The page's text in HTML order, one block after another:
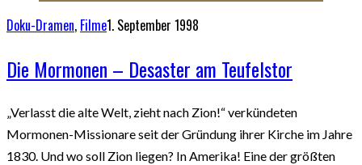
Doku-Dramen, Filme1. September 1998
Die Mormonen – Desaster am Teufelstor
„Verlasst die alte Welt, zieht nach Zion!“ verkündeten
Mormonen-Missionare seit der Gründung ihrer Kirche im Jahre
1830. Und wo soll Zion liegen? In Amerika! Eine der größten